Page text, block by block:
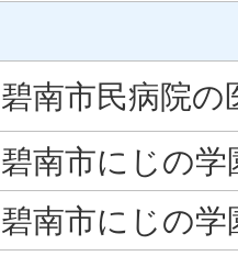
碧南市民病院
碧南市にじの
碧南市にじの